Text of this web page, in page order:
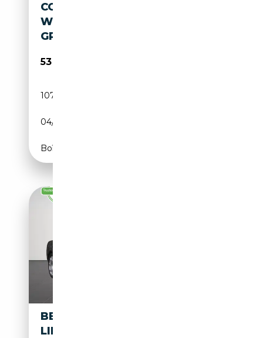
CONTINENTAL GT 6.0
W12*BRD FZG*BRITISH
GREEN*21"*
53 941€
107 000 km
04/2012
Boîte automatique
BENTLEY CONTINENTAL
LIMOUSINE*FULL